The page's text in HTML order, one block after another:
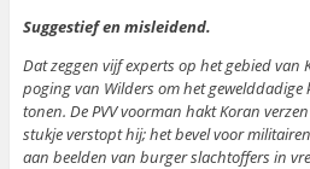
Suggestief en misleidend.
Dat zeggen vijf experts op het gebied van
poging van Wilders om het gewelddadige
tonen. De PVV voorman hakt Koran
stukje verstopt hij; het bevel voor
aan beelden van burger slachtoffers in